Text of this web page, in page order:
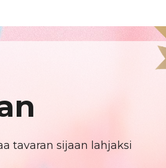
tavaran sijaan lahjaksi